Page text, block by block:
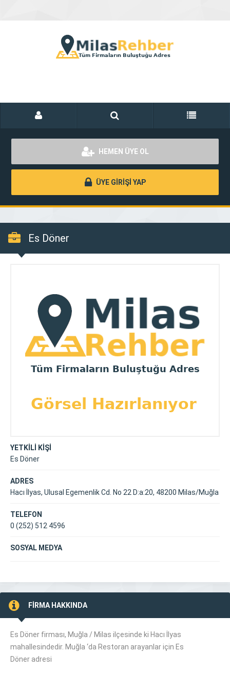
HEMEN ÜYE OL
ÜYE GİRİŞİ YAP
Es Döner
YETKİLİ KİŞİ
Es Döner
ADRES
Hacı İlyas, Ulusal Egemenlik Cd. No 22 D:a:20, 48200 Milas/Muğla
TELEFON
0 (252) 512 4596
SOSYAL MEDYA
FİRMA HAKKINDA
Es Döner firması, Muğla / Milas ilçesinde ki Hacı İlyas
mahallesindedir. Muğla ‘da Restoran arayanlar için Es
Döner adresi